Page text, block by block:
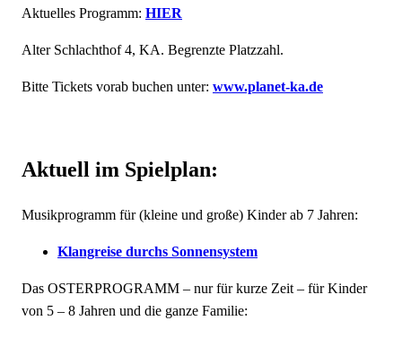
Aktuelles Programm: HIER
Alter Schlachthof 4, KA. Begrenzte Platzzahl.
Bitte Tickets vorab buchen unter: www.planet-ka.de
Aktuell im Spielplan:
Musikprogramm für (kleine und große) Kinder ab 7 Jahren:
Klangreise durchs Sonnensystem
Das OSTERPROGRAMM – nur für kurze Zeit – für Kinder
von 5 – 8 Jahren und die ganze Familie: